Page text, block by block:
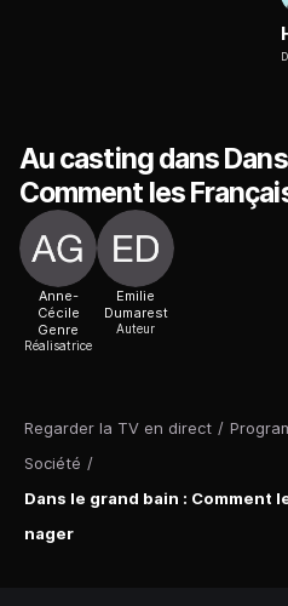
Regarder la TV en direct /
Société /
Dans le grand bain : Comment
nager
Au casting dans
Comment les
Anne-
Cécile
Genre
Réalisatrice
Emilie
Dumarest
Auteur